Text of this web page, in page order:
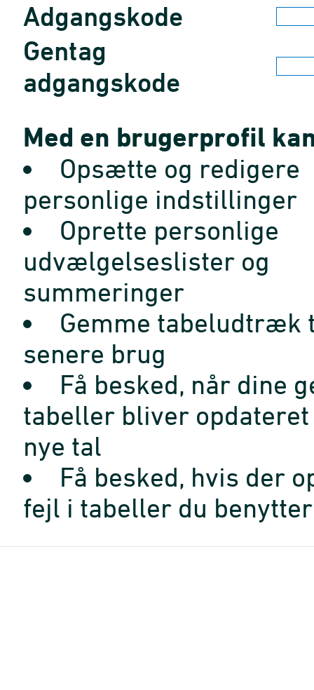
Adgangskode
Gentag
adgangskode
Med en brugerprofil
Opsætte og redigere
personlige indstillinger
Oprette personlige
udvælgelseslister og
summeringer
Gemme tabeludtræk
senere brug
Få besked, når dine
tabeller bliver opdateret
nye tal
Få besked, hvis der
fejl i tabeller du benytter